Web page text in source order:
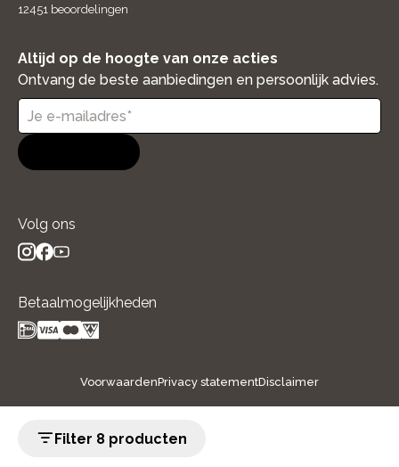
Filter 8 producten
12451 beoordelingen
Altijd op de hoogte van onze acties
Ontvang de beste aanbiedingen en persoonlijk advies.
Volg ons
Betaalmogelijkheden
VoorwaardenPrivacy statementDisclaimer